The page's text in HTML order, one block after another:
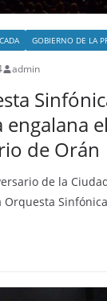
GOBIERNO DE LA
admin
engalana
de Orán
de la
Orquesta